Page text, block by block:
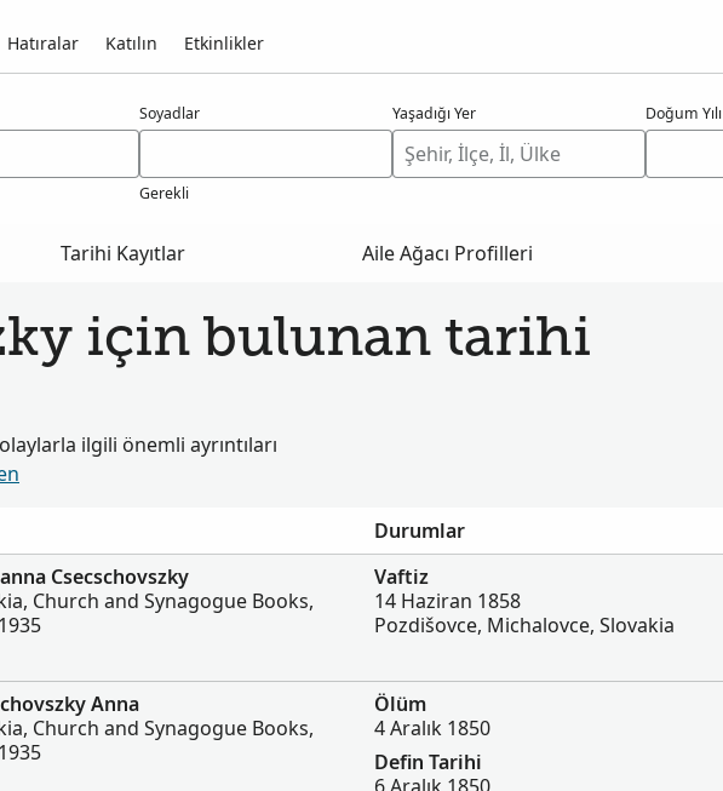
Hatıralar Katılın Etkinlikler
Soyadlar
Gerekli
Yaşadığı Yer Doğum Yılı
Tarihi Kayıtlar Aile Ağacı Profilleri
için bulunan tarihi
ilgili önemli ayrıntıları
Durumlar
Csecschovszky
Church and Synagogue Books,
Vaftiz
14 Haziran 1858
Pozdišovce, Michalovce, Slovakia
Anna
Church and Synagogue Books,
Ölüm
4 Aralık 1850
Defin Tarihi